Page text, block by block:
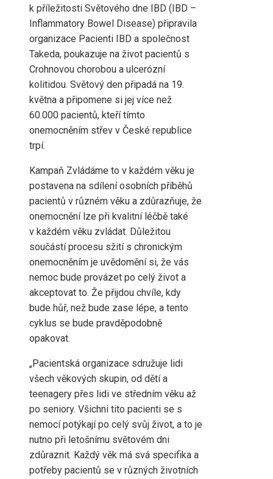
k příležitosti Světového dne IBD (IBD –
Inflammatory Bowel Disease) připravila
organizace Pacienti IBD a společnost
Takeda, poukazuje na život pacientů s
Crohnovou chorobou a ulcerózní
kolitidou. Světový den připadá na 19.
května a připomene si jej více než
60.000 pacientů, kteří tímto
onemocněním střev v České republice
trpí.
Kampaň Zvládáme to v každém věku je
postavena na sdílení osobních příběhů
pacientů v různém věku a zdůrazňuje, že
onemocnění lze při kvalitní léčbě také
v každém věku zvládat. Důležitou
součástí procesu sžití s chronickým
onemocněním je uvědomění si, že vás
nemoc bude provázet po celý život a
akceptovat to. Že přijdou chvíle, kdy
bude hůř, než bude zase lépe, a tento
cyklus se bude pravděpodobně
opakovat.
„Pacientská organizace sdružuje lidi
všech věkových skupin, od dětí a
teenagery přes lidi ve středním věku až
po seniory. Všichni tito pacienti se s
nemocí potýkají po celý svůj život, a to je
nutno při letošnímu světovém dni
zdůraznit. Každý věk má svá specifika a
potřeby pacientů se v různých životních